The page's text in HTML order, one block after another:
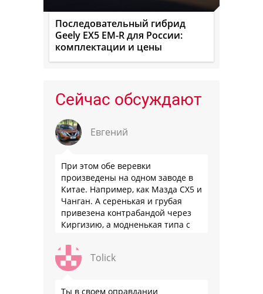
Последовательный гибрид
Geely EX5 EM-R для России:
комплектации и цены
Сейчас обсуждают
Евгений
При этом обе веревки
произведены на одном заводе в
Китае. Например, как Мазда СХ5 и
Чанган. А серенькая и грубая
привезена контрабандой через
Киргизию, а модненькая типа с
Tolick
Ты в своем оправдании